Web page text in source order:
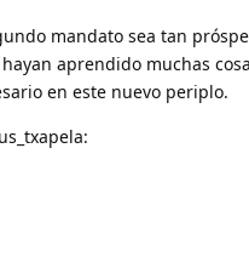
mandato sea tan
aprendido muchas
en este nuevo periplo.